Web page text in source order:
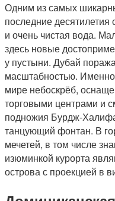
Одним из самых
последние
и очень чистая вода.
здесь новые
у пустыни. Дубай
масштабностью.
мире небоскрёб,
торговыми центрами и
подножия Бурдж-
танцующий фонтан. В
мечетей, в том числе
изюминкой курорта
острова с проекцией в